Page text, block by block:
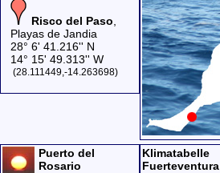
Risco del Paso
Playas de Jandia
28° 6' 41.216'' N
14° 15' 49.313'' W
(28.111449,-14.263698)
Puerto del
Rosario
Klimatabelle
Fuerteventura